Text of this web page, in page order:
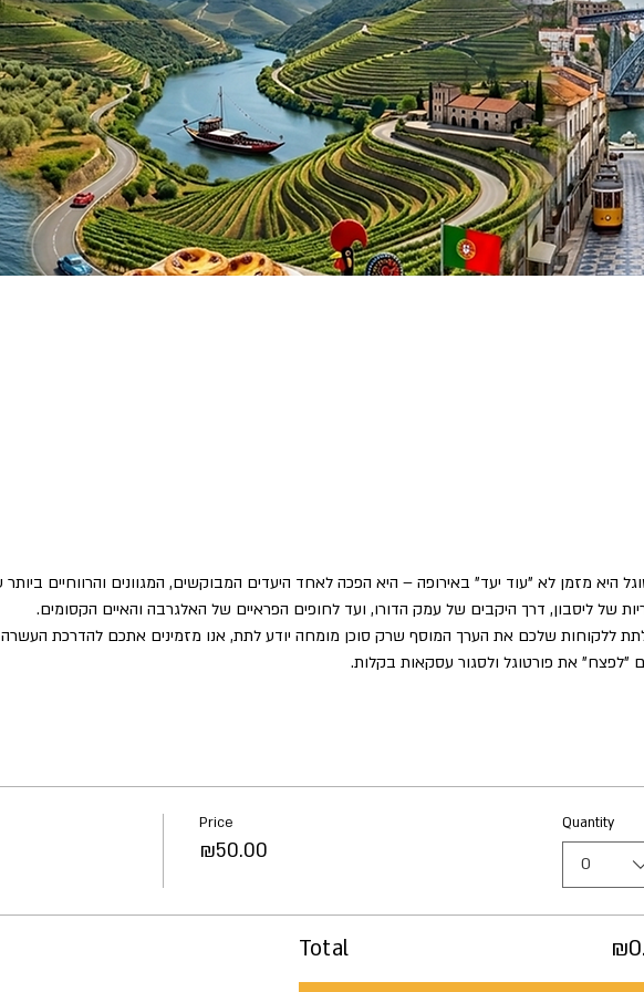
היא מזמן לא "עוד יעד" באירופה – היא הפכה לאחד היעדים המבוקשים, המגוונים והרווחיים
של ליסבון, דרך היקבים של עמק הדורו, ועד לחופים הפראיים של האלגרבה והאיים הקסומים.
ללקוחות שלכם את הערך המוסף שרק סוכן מומחה יודע לתת, אנו מזמינים אתכם להדרכת
"לפצח" את פורטוגל ולסגור עסקאות בקלות.
Price
₪50.00
Quantity
0
Total